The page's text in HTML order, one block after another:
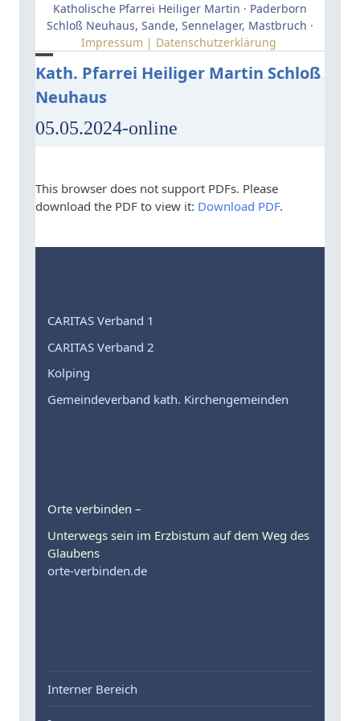
Katholische Pfarrei Heiliger Martin · Paderborn
Schloß Neuhaus, Sande, Sennelager, Mastbruch ·
Impressum | Datenschutzerklärung
Kath. Pfarrei Heiliger Martin Schloß
Neuhaus
Open
mobile
menu
Close
mobile
menu
05.05.2024-online
This browser does not support PDFs. Please
download the PDF to view it: Download PDF.
CARITAS Verband 1
CARITAS Verband 2
Kolping
Gemeindeverband kath. Kirchengemeinden
Orte verbinden –
Unterwegs sein im Erzbistum auf dem Weg des
Glaubens
orte-verbinden.de
Interner Bereich